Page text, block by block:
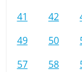
41
42
49
50
57
58